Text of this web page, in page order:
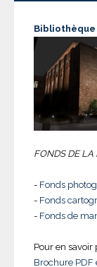
FONDS DE LA
- Fonds
- Fonds
- Fonds de
Pour en savoir
Brochure PDF